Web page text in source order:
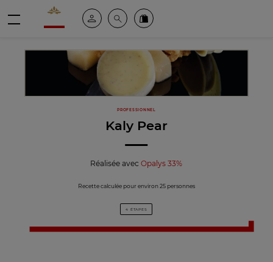
Valrhona - Imaginons le meilleur du chocolat
Espace clientRechercheCommandez en ligne
PROFESSIONNEL
Kaly Pear
Réalisée avecOpalys 33%
Recette calculée pour environ 25 personnes
4 ÉTAPES